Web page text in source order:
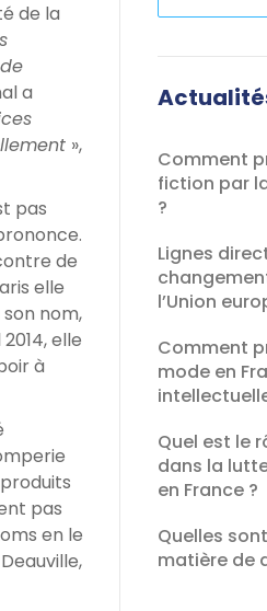
de la
a
»,
pas
de
elle
nom,
elle
à
pas
en le
champ
devrait
vide
Comment
fiction par
?
Lignes
l’Union
Comment
mode en
Quel est le
dans la
en France ?
Quelles
matière de